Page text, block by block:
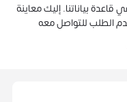
وإدارة في قاعدة بياناتنا. إليك معاينة
الطلب للتواصل معه